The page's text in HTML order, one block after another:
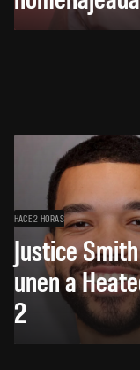
HACE 2 HORAS
Justice
unen a
2